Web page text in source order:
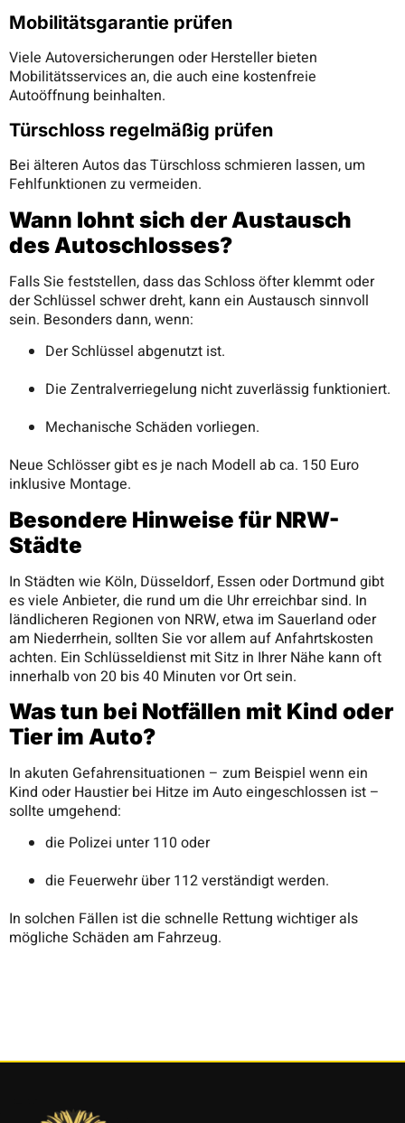
Mobilitätsgarantie prüfen
Viele Autoversicherungen oder Hersteller bieten
Mobilitätsservices an, die auch eine kostenfreie
Autoöffnung beinhalten.
Türschloss regelmäßig prüfen
Bei älteren Autos das Türschloss schmieren lassen, um
Fehlfunktionen zu vermeiden.
Wann lohnt sich der Austausch
des Autoschlosses?
Falls Sie feststellen, dass das Schloss öfter klemmt oder
der Schlüssel schwer dreht, kann ein Austausch sinnvoll
sein. Besonders dann, wenn:
Der Schlüssel abgenutzt ist.
Die Zentralverriegelung nicht zuverlässig funktioniert.
Mechanische Schäden vorliegen.
Neue Schlösser gibt es je nach Modell ab ca. 150 Euro
inklusive Montage.
Besondere Hinweise für NRW-
Städte
In Städten wie Köln, Düsseldorf, Essen oder Dortmund gibt
es viele Anbieter, die rund um die Uhr erreichbar sind. In
ländlicheren Regionen von NRW, etwa im Sauerland oder
am Niederrhein, sollten Sie vor allem auf Anfahrtskosten
achten. Ein Schlüsseldienst mit Sitz in Ihrer Nähe kann oft
innerhalb von 20 bis 40 Minuten vor Ort sein.
Was tun bei Notfällen mit Kind oder
Tier im Auto?
In akuten Gefahrensituationen – zum Beispiel wenn ein
Kind oder Haustier bei Hitze im Auto eingeschlossen ist –
sollte umgehend:
die Polizei unter 110 oder
die Feuerwehr über 112 verständigt werden.
In solchen Fällen ist die schnelle Rettung wichtiger als
mögliche Schäden am Fahrzeug.